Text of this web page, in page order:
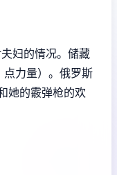
妇的情况。储藏
力量）。俄罗斯
她的霰弹枪的欢